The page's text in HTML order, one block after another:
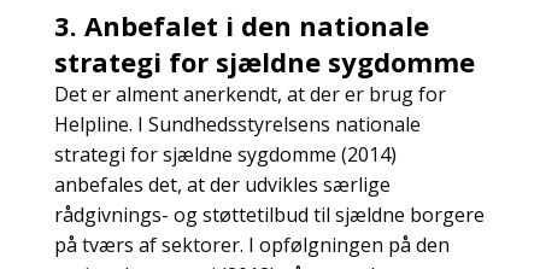
3. Anbefalet i den nationale
strategi for sjældne sygdomme
Det er alment anerkendt, at der er brug for
Helpline. I Sundhedsstyrelsens nationale
strategi for sjældne sygdomme (2014)
anbefales det, at der udvikles særlige
rådgivnings- og støttetilbud til sjældne borgere
på tværs af sektorer. I opfølgningen på den